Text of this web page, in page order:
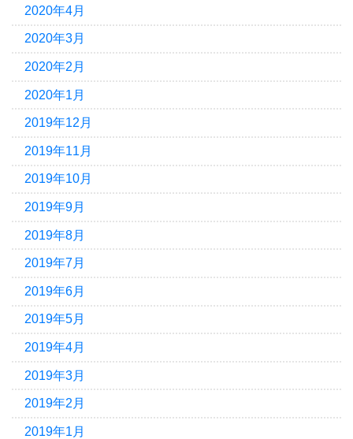
2020年4月
2020年3月
2020年2月
2020年1月
2019年12月
2019年11月
2019年10月
2019年9月
2019年8月
2019年7月
2019年6月
2019年5月
2019年4月
2019年3月
2019年2月
2019年1月